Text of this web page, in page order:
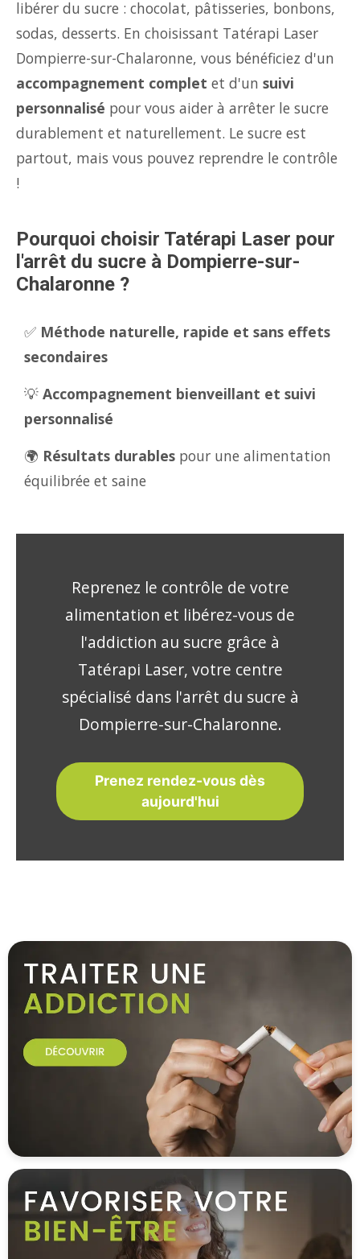
libérer du sucre : chocolat, pâtisseries, bonbons,
sodas, desserts. En choisissant Tatérapi Laser
Dompierre-sur-Chalaronne, vous bénéficiez d'un
accompagnement complet et d'un suivi
personnalisé pour vous aider à arrêter le sucre
durablement et naturellement. Le sucre est
partout, mais vous pouvez reprendre le contrôle
!
Pourquoi choisir Tatérapi Laser pour
l'arrêt du sucre à Dompierre-sur-
Chalaronne ?
✅ Méthode naturelle, rapide et sans effets
secondaires
💡 Accompagnement bienveillant et suivi
personnalisé
🌍 Résultats durables pour une alimentation
équilibrée et saine
Reprenez le contrôle de votre
alimentation et libérez-vous de
l'addiction au sucre grâce à
Tatérapi Laser, votre centre
spécialisé dans l'arrêt du sucre à
Dompierre-sur-Chalaronne.
Prenez rendez-vous dès
aujourd'hui